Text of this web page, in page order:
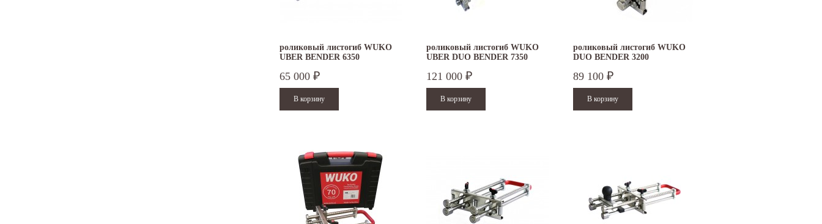
роликовый листогиб WUKO
UBER BENDER 6350
65 000 ₽
роликовый листогиб WUKO
UBER DUO BENDER 7350
121 000 ₽
роликовый листогиб WUKO
DUO BENDER 3200
89 100 ₽